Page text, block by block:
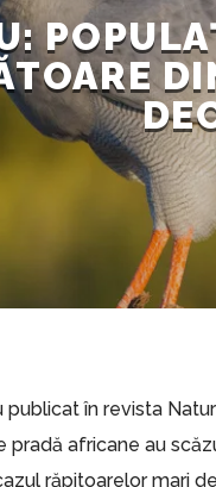
publicat în revista
pradă africane au
răpitoarelor mari